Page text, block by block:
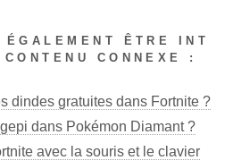
ÉGALEMENT ÊTRE INT
CONNEXE :
dindes gratuites dans Fortnite ?
dans Pokémon Diamant ?
avec la souris et le clavier